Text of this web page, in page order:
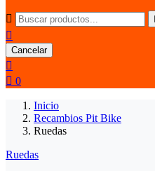


Cancelar

 0
Inicio
Recambios Pit Bike
Ruedas
Ruedas